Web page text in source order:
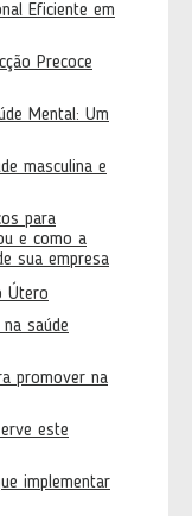
Eficiente em
Precoce
Mental: Um
masculina e
para
e como a
sua empresa
Útero
saúde
promover na
este
implementar